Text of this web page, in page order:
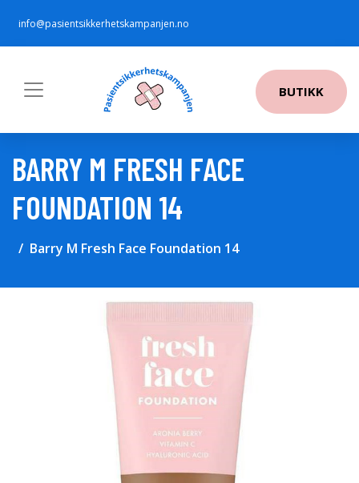
info@pasientsikkerhetskampanjen.no
BUTIKK
BARRY M FRESH FACE
FOUNDATION 14
Barry M Fresh Face Foundation 14